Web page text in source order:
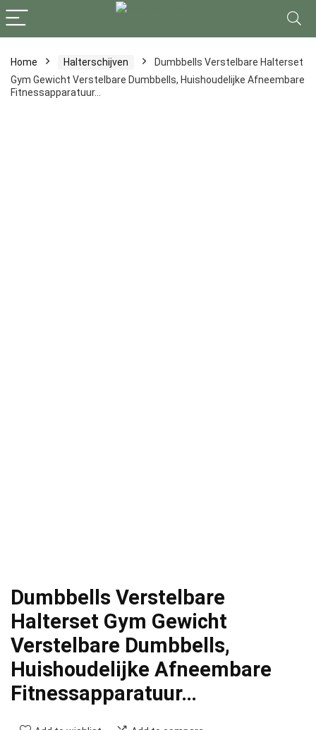
Home Halterschijven
Dumbbells Verstelbare Halterset
Gym Gewicht Verstelbare Dumbbells, Huishoudelijke Afneembare
Fitnessapparatuur…
Dumbbells Verstelbare
Halterset Gym Gewicht
Verstelbare Dumbbells,
Huishoudelijke Afneembare
Fitnessapparatuur…